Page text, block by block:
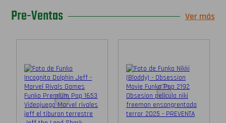
Pre-Ventas Ver más